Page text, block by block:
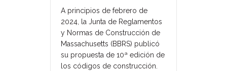
A principios de febrero de
2024, la Junta de Reglamentos
y Normas de Construcción de
Massachusetts (BBRS) publicó
su propuesta de 10ª edición de
los códigos de construcción.